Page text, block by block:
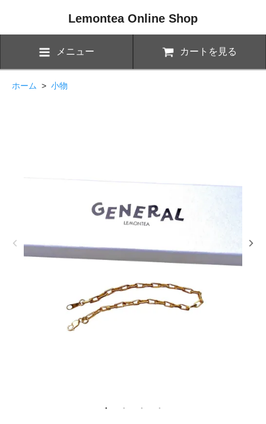
Lemontea Online Shop
メニュー カートを見る
ホーム > 小物